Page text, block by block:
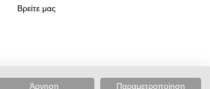
Βρείτε μας
Άρνηση Παραμετροποίηση